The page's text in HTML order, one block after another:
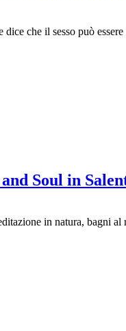
che il sesso può
Soul in
in natura, bagni